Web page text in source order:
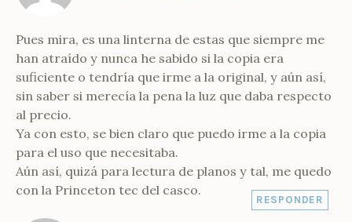
Pues mira, es una linterna de estas que siempre me
han atraído y nunca he sabido si la copia era
suficiente o tendría que irme a la original, y aún así,
sin saber si merecía la pena la luz que daba respecto
al precio.
Ya con esto, se bien claro que puedo irme a la copia
para el uso que necesitaba.
Aún así, quizá para lectura de planos y tal, me quedo
con la Princeton tec del casco.
RESPONDER